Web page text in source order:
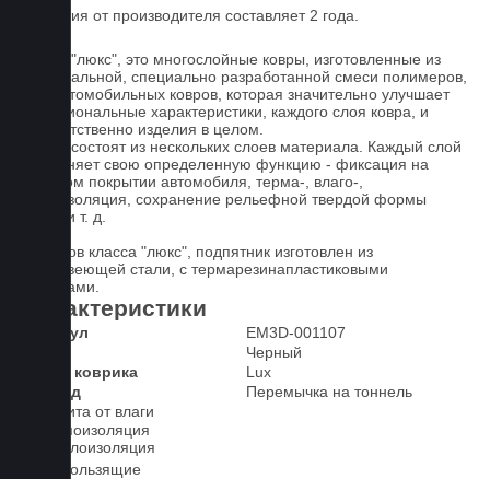
Гарантия от производителя составляет 2 года.
Ковры "люкс", это многослойные ковры, изготовленные из
оригинальной, специально разработанной смеси полимеров,
для автомобильных ковров, которая значительно улучшает
функциональные характеристики, каждого слоя ковра, и
соответственно изделия в целом.
Ковры состоят из нескольких слоев материала. Каждый слой
выполняет свою определенную функцию - фиксация на
штатном покрытии автомобиля, терма-, влаго-,
звукоизоляция, сохранение рельефной твердой формы
ковра и т. д.
У ковров класса "люкс", подпятник изготовлен из
нержавеющей стали, с термарезинапластиковыми
вставками.
Характеристики
Артикул
EM3D-001107
Черный
Класс коврика
Lux
2-й ряд
Перемычка на тоннель
Защита от влаги
Шумоизоляция
Теплоизоляция
Антискользящие